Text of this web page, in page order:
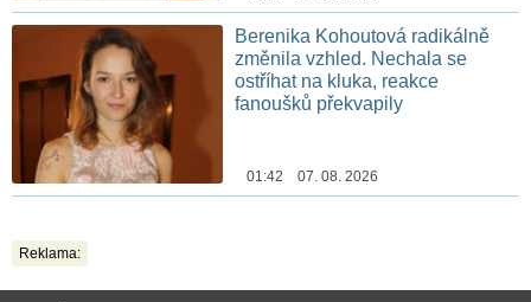
Berenika Kohoutová radikálně
změnila vzhled. Nechala se
ostříhat na kluka, reakce
fanoušků překvapily
01:42 07. 08. 2026
Reklama: